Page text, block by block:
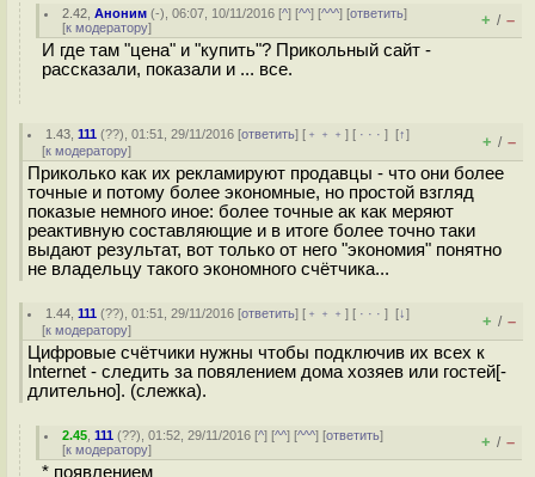
2.42 ,Аноним (-), 06:07, 10/11/2016 [^] [^^] [^^^] [ответить]
[к модератору] + / –
И где там "цена" и "купить"? Прикольный сайт -
рассказали, показали и ... все.
1.43 ,111 (??), 01:51, 29/11/2016 [ответить] [ ﹢﹢﹢] [ · · ·][↑]
[к модератору] + / –
Приколько как их рекламируют продавцы - что они более
точные и потому более экономные, но простой взгляд
показые немного иное: более точные ак как меряют
реактивную составляющие и в итоге более точно таки
выдают результат, вот только от него "экономия" понятно
не владельцу такого экономного счётчика...
1.44 ,111 (??), 01:51, 29/11/2016 [ответить] [ ﹢﹢﹢] [ · · ·][↓]
[к модератору] + / –
Цифровые счётчики нужны чтобы подключив их всех к
Internet - следить за повялением дома хозяев или гостей[-
длительно]. (слежка).
2.45 ,111 (??), 01:52, 29/11/2016 [^] [^^] [^^^] [ответить]
[к модератору] + / –
* появлением